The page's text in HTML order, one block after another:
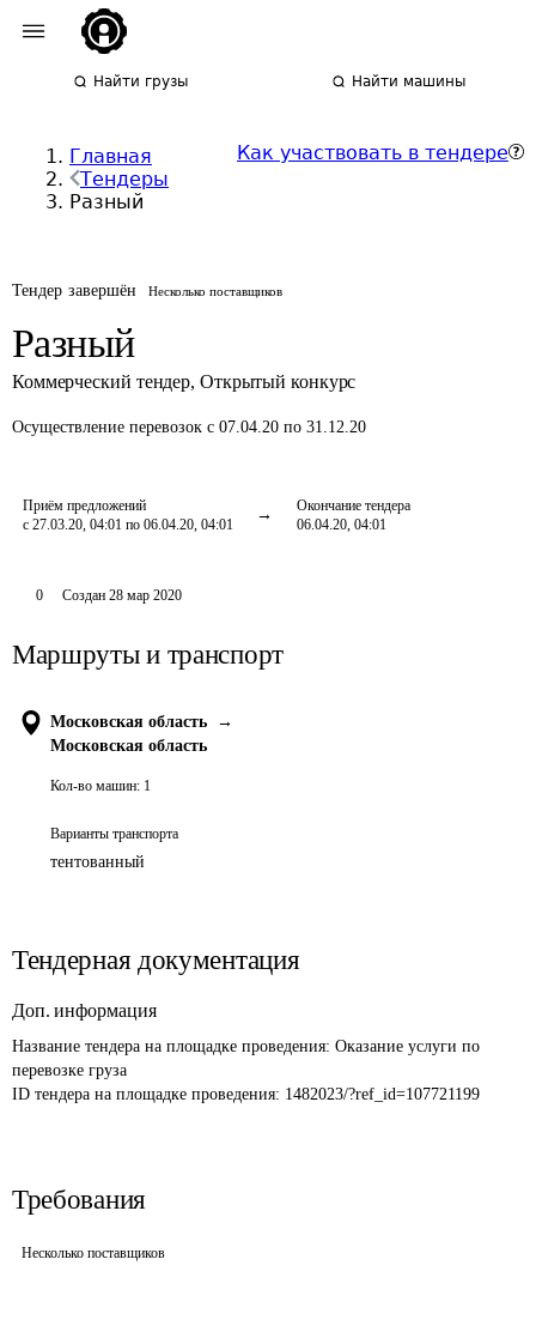
Найти грузы Найти машины
Главная
Тендеры
Разный
Как участвовать в тендере
Тендер завершён Несколько поставщиков
Разный
Коммерческий тендер, Открытый конкурс
Осуществление перевозок с 07.04.20 по 31.12.20
Приём предложений
с 27.03.20, 04:01 по 06.04.20, 04:01
Окончание тендера
06.04.20, 04:01
0 Создан 28 мар 2020
Маршруты и транспорт
Московская область
→
Московская область
Кол-во машин: 1
Варианты транспорта
тентованный
Тендерная документация
Доп. информация
Название тендера на площадке проведения: Оказание услуги по
перевозке груза
ID тендера на площадке проведения: 1482023/?ref_id=107721199
Требования
Несколько поставщиков